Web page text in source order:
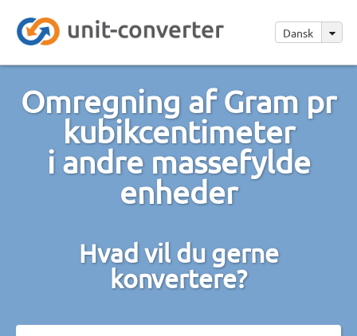
Dansk
Omregning af Gram pr
kubikcentimeter
i andre massefylde
enheder
Hvad vil du gerne
konvertere?